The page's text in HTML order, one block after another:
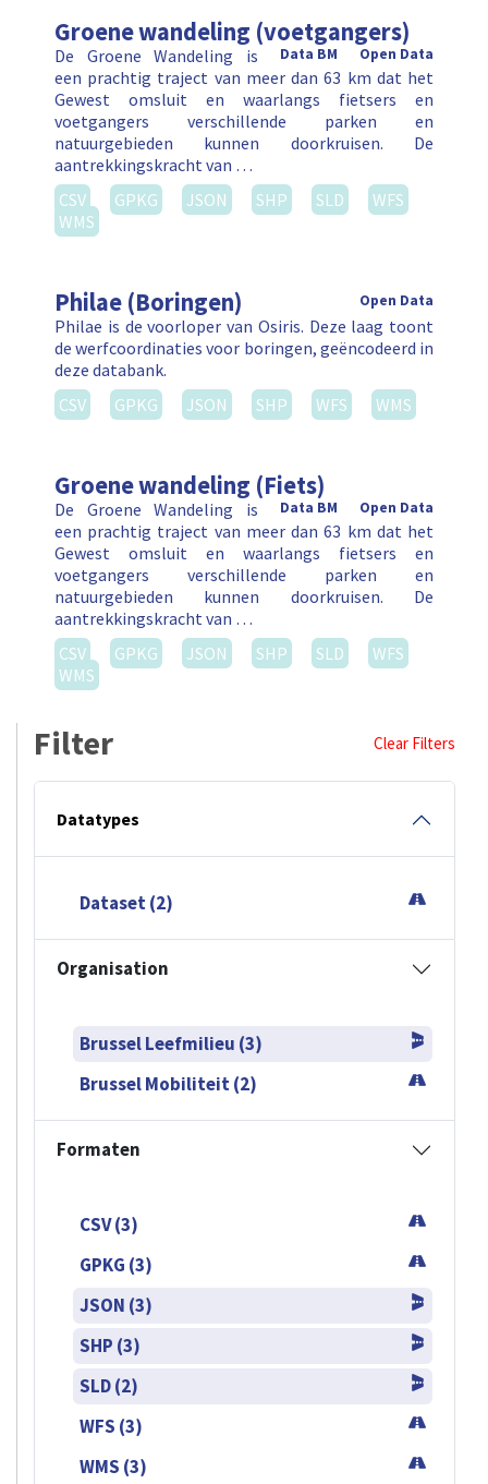
Groene wandeling (voetgangers)
Open Data
Data BM
De Groene Wandeling is
een prachtig traject van meer dan 63 km dat het
Gewest omsluit en waarlangs fietsers en
voetgangers verschillende parken en
natuurgebieden kunnen doorkruisen. De
aantrekkingskracht van …
CSV
GPKG JSON SHP SLD
WFS
WMS
Philae (Boringen) Open Data
Philae is de voorloper van Osiris. Deze laag toont
de werfcoordinaties voor boringen, geëncodeerd in
deze databank.
CSV
GPKG JSON SHP WFS WMS
Groene wandeling (Fiets)
Open Data
Data BM
De Groene Wandeling is
een prachtig traject van meer dan 63 km dat het
Gewest omsluit en waarlangs fietsers en
voetgangers verschillende parken en
natuurgebieden kunnen doorkruisen. De
aantrekkingskracht van …
CSV
GPKG JSON SHP SLD
WFS
WMS
Filter Clear Filters
Datatypes
Dataset (2)
Organisation
Brussel Leefmilieu (3)
Brussel Mobiliteit (2)
Formaten
CSV (3)
GPKG (3)
JSON (3)
SHP (3)
SLD (2)
WFS (3)
WMS (3)